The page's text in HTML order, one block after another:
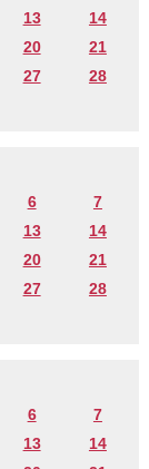
13
14
20
21
27
28
6
7
13
14
20
21
27
28
6
7
13
14